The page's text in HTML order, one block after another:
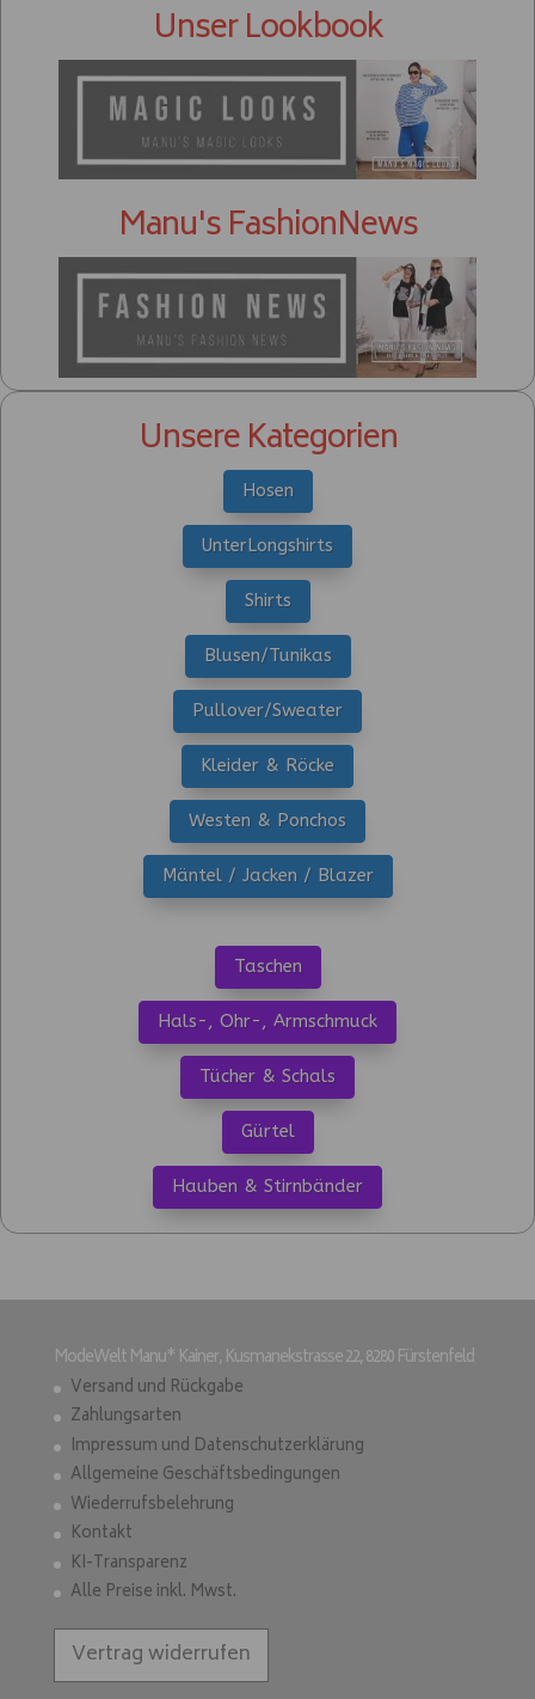
Unser Lookbook
Manu's FashionNews
Unsere Kategorien
Hosen
UnterLongshirts
Shirts
Blusen/Tunikas
Pullover/Sweater
Kleider & Röcke
Westen & Ponchos
Mäntel / Jacken / Blazer
Taschen
Hals-, Ohr-, Armschmuck
Tücher & Schals
Gürtel
Hauben & Stirnbänder
ModeWelt Manu* Kainer, Kusmanekstrasse 22, 8280 Fürstenfeld
Versand und Rückgabe
Zahlungsarten
Impressum und Datenschutzerklärung
Allgemeine Geschäftsbedingungen
Wiederrufsbelehrung
Kontakt
KI-Transparenz
Alle Preise inkl. Mwst.
Vertrag widerrufen